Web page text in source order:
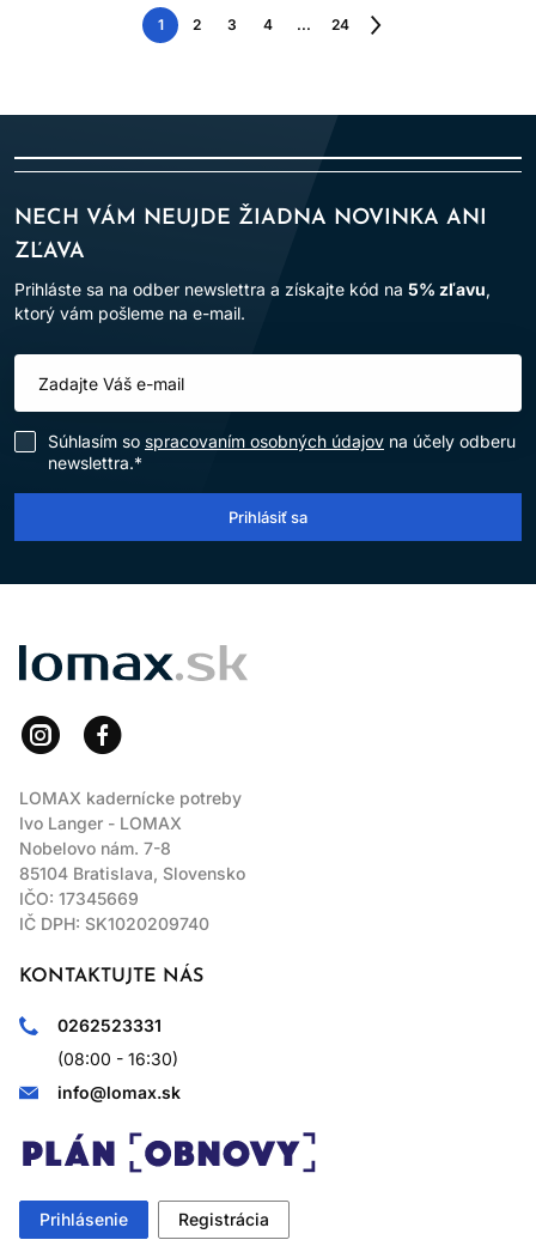
1 2 3 4 ... 24
Nasledujúca
NECH VÁM NEUJDE ŽIADNA NOVINKA ANI
ZĽAVA
Prihláste sa na odber newslettra a získajte kód na 5% zľavu,
ktorý vám pošleme na e-mail.
Súhlasím so spracovaním osobných údajov na účely odberu
newslettra.*
Prihlásiť sa
LOMAX
LOMAX kadernícke potreby
Ivo Langer - LOMAX
Nobelovo nám. 7-8
85104 Bratislava, Slovensko
IČO: 17345669
IČ DPH: SK1020209740
KONTAKTUJTE NÁS
0262523331
(08:00 - 16:30)
info@lomax.sk
Prihlásenie Registrácia